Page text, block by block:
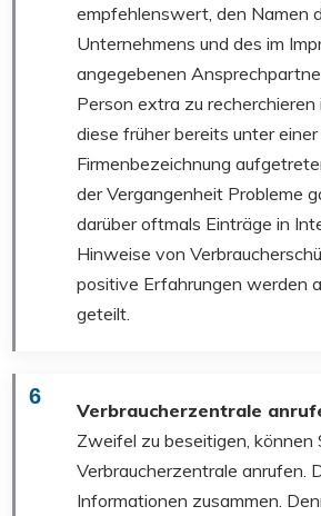
empfehlenswert, den Namen
Unternehmens und des im
angegebenen
Person extra zu recherchieren
diese früher bereits unter
Firmenbezeichnung
der Vergangenheit Probleme
darüber oftmals Einträge in
Hinweise von
positive Erfahrungen werden
geteilt.
6
Verbraucherzentrale
Zweifel zu beseitigen, können
Verbraucherzentrale anrufen.
Informationen zusammen.